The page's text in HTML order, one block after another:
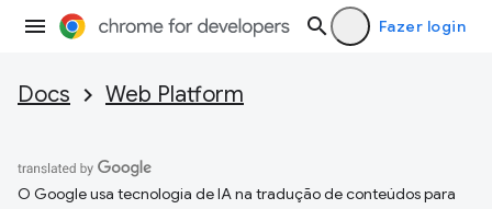
Fazer login
Docs Web Platform
O Google usa tecnologia de IA na tradução de conteúdos para